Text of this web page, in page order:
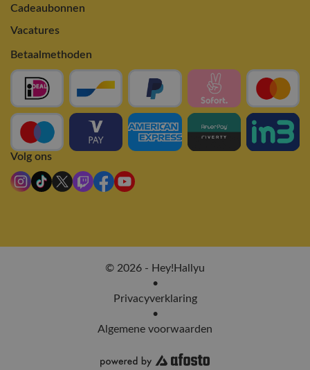
Cadeaubonnen
Vacatures
Betaalmethoden
Volg ons
© 2026 - Hey!Hallyu
•
Privacyverklaring
•
Algemene voorwaarden